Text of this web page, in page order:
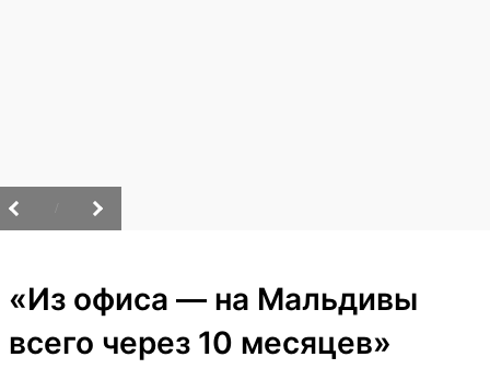
«Из офиса — на Мальдивы
всего через 10 месяцев»